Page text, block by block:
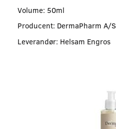
Volume: 50ml
Producent: DermaPharm A/S
Leverandør: Helsam Engros